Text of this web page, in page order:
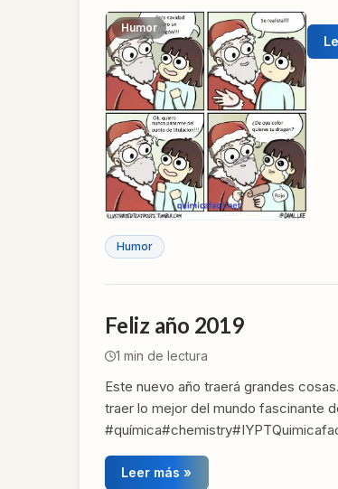
Humor
Humor
Feliz año 2019
1 min de lectura
Este nuevo año traerá grandes
traer lo mejor del mundo fascinante
Leer más »